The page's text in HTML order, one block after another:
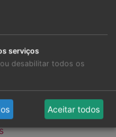
Fundos de
serviços
desabilitar todos os
Aceitar todos